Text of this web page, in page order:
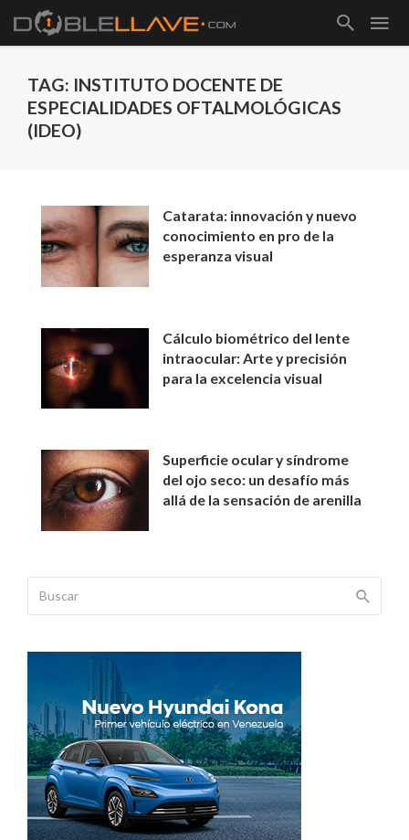
TAG: INSTITUTO DOCENTE DE
ESPECIALIDADES OFTALMOLÓGICAS
(IDEO)
Catarata: innovación y nuevo
conocimiento en pro de la
esperanza visual
Cálculo biométrico del lente
intraocular: Arte y precisión
para la excelencia visual
Superficie ocular y síndrome
del ojo seco: un desafío más
allá de la sensación de arenilla